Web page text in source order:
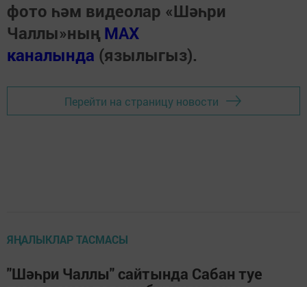
фото һәм видеолар «Шәһри
Чаллы»ның MAX
каналында (язылыгыз).
Перейти на страницу новости
ЯҢАЛЫКЛАР ТАСМАСЫ
"Шәһри Чаллы" сайтында Сабан туе